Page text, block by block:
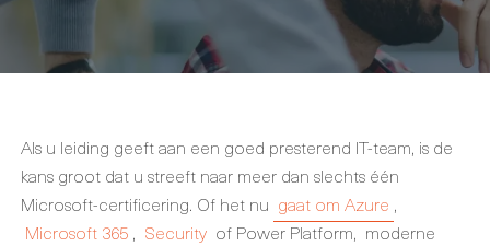
Als u leiding geeft aan een goed presterend IT-team, is de
kans groot dat u streeft naar meer dan slechts één
Microsoft-certificering. Of het nu gaat om Azure ,
Microsoft 365 , Security of Power Platform, moderne